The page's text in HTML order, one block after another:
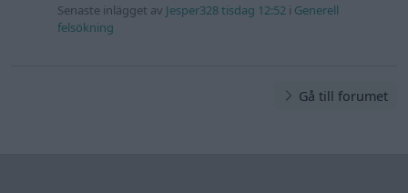
Senaste inlägget av Jesper328 tisdag 12:52 i Generell
felsökning
Gå till forumet